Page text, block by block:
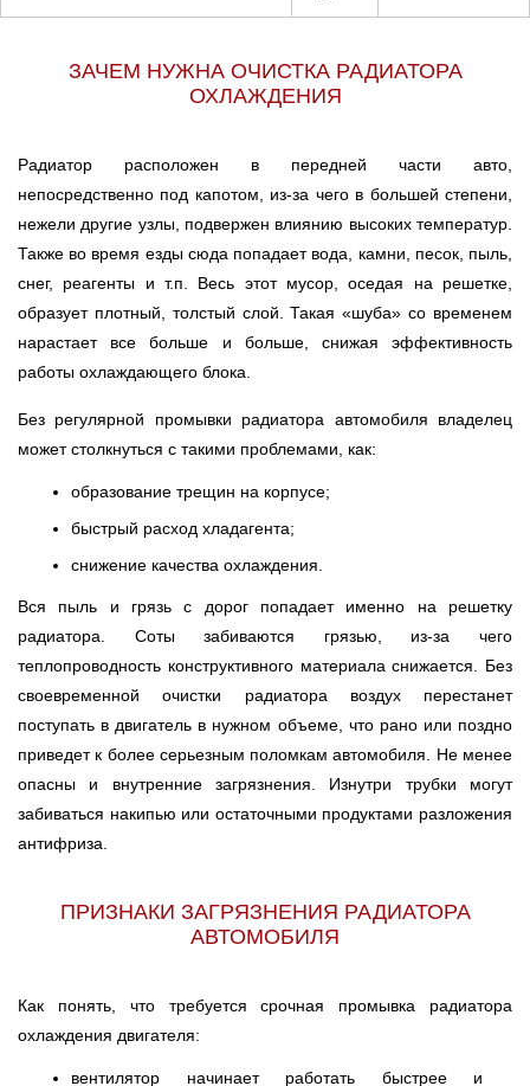
ЗАЧЕМ НУЖНА ОЧИСТКА РАДИАТОРА
ОХЛАЖДЕНИЯ
Радиатор расположен в передней части авто,
непосредственно под капотом, из-за чего в большей степени,
нежели другие узлы, подвержен влиянию высоких температур.
Также во время езды сюда попадает вода, камни, песок, пыль,
снег, реагенты и т.п. Весь этот мусор, оседая на решетке,
образует плотный, толстый слой. Такая «шуба» со временем
нарастает все больше и больше, снижая эффективность
работы охлаждающего блока.
Без регулярной промывки радиатора автомобиля владелец
может столкнуться с такими проблемами, как:
образование трещин на корпусе;
быстрый расход хладагента;
снижение качества охлаждения.
Вся пыль и грязь с дорог попадает именно на решетку
радиатора. Соты забиваются грязью, из-за чего
теплопроводность конструктивного материала снижается. Без
своевременной очистки радиатора воздух перестанет
поступать в двигатель в нужном объеме, что рано или поздно
приведет к более серьезным поломкам автомобиля. Не менее
опасны и внутренние загрязнения. Изнутри трубки могут
забиваться накипью или остаточными продуктами разложения
антифриза.
ПРИЗНАКИ ЗАГРЯЗНЕНИЯ РАДИАТОРА
АВТОМОБИЛЯ
Как понять, что требуется срочная промывка радиатора
охлаждения двигателя:
вентилятор начинает работать быстрее и